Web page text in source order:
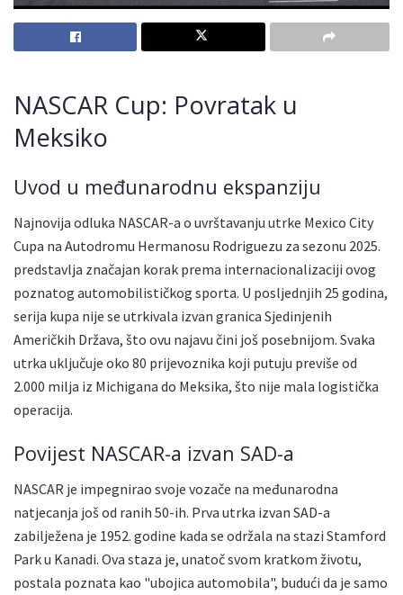
NASCAR Cup: Povratak u
Meksiko
Uvod u međunarodnu ekspanziju
Najnovija odluka NASCAR-a o uvrštavanju utrke Mexico City
Cupa na Autodromu Hermanosu Rodriguezu za sezonu 2025.
predstavlja značajan korak prema internacionalizaciji ovog
poznatog automobilističkog sporta. U posljednjih 25 godina,
serija kupa nije se utrkivala izvan granica Sjedinjenih
Američkih Država, što ovu najavu čini još posebnijom. Svaka
utrka uključuje oko 80 prijevoznika koji putuju previše od
2.000 milja iz Michigana do Meksika, što nije mala logistička
operacija.
Povijest NASCAR-a izvan SAD-a
NASCAR je impegnirao svoje vozače na međunarodna
natjecanja još od ranih 50-ih. Prva utrka izvan SAD-a
zabilježena je 1952. godine kada se održala na stazi Stamford
Park u Kanadi. Ova staza je, unatoč svom kratkom životu,
postala poznata kao "ubojica automobila", budući da je samo